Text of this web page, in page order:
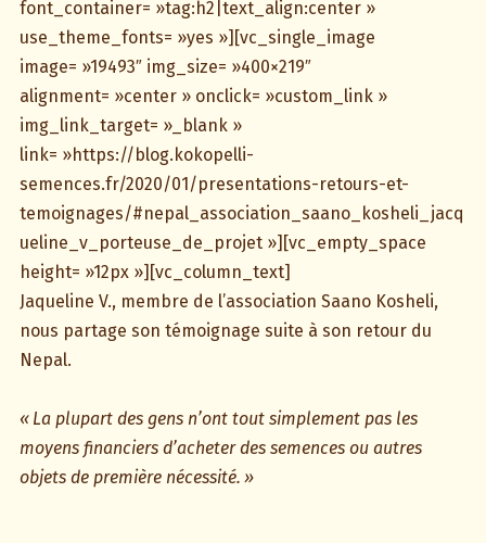
font_container= »tag:h2|text_align:center »
use_theme_fonts= »yes »][vc_single_image
image= »19493″ img_size= »400×219″
alignment= »center » onclick= »custom_link »
img_link_target= »_blank »
link= »https://blog.kokopelli-
semences.fr/2020/01/presentations-retours-et-
temoignages/#nepal_association_saano_kosheli_jacq
ueline_v_porteuse_de_projet »][vc_empty_space
height= »12px »][vc_column_text]
Jaqueline V., membre de l’association Saano Kosheli,
nous partage son témoignage suite à son retour du
Nepal.
« La plupart des gens n’ont tout simplement pas les
moyens financiers d’acheter des semences ou autres
objets de première nécessité. »